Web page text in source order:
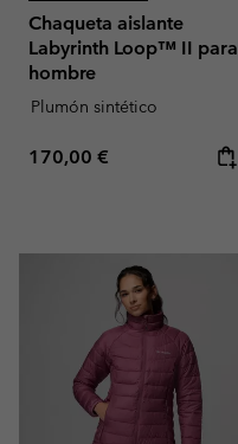
Chaqueta aislante
Labyrinth Loop™ II para
hombre
Plumón sintético
Regular price:
170,00 €